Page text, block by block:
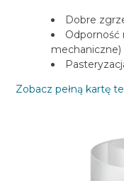
Dobre
Odporność
mechaniczne)
Zobacz pełną kartę